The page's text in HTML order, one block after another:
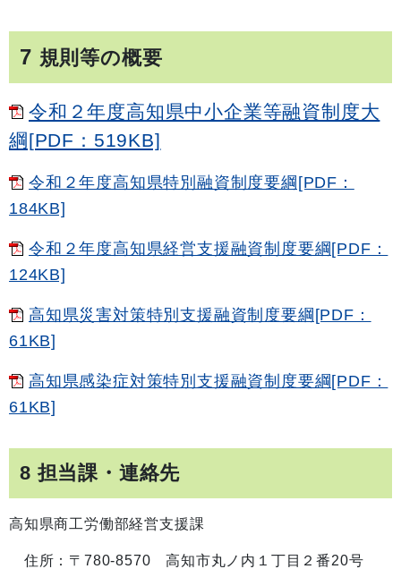
7 規則等の概要
令和２年度高知県中小企業等融資制度大
綱[PDF：519KB]
令和２年度高知県特別融資制度要綱[PDF：
184KB]
令和２年度高知県経営支援融資制度要綱[PDF：
124KB]
高知県災害対策特別支援融資制度要綱[PDF：
61KB]
高知県感染症対策特別支援融資制度要綱[PDF：
61KB]
8 担当課・連絡先
高知県商工労働部経営支援課
住所：〒780-8570 高知市丸ノ内１丁目２番20号